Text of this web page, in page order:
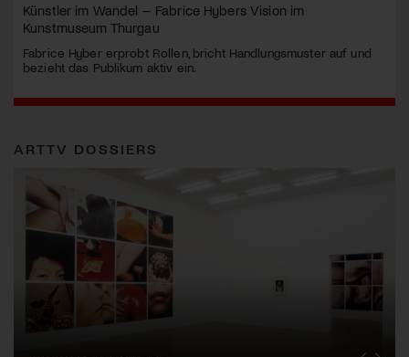
Künstler im Wandel – Fabrice Hybers Vision im
Kunstmuseum Thurgau
Fabrice Hyber erprobt Rollen, bricht Handlungsmuster auf und
bezieht das Publikum aktiv ein.
ARTTV DOSSIERS